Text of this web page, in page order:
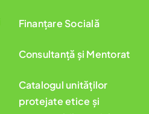
Finanțare Socială
Consultanță și Mentorat
Catalogul unităților
protejate etice și